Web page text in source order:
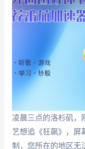
凌晨三点的洛杉矶，
艺想追《狂飙》，屏
制，您所在的地区无